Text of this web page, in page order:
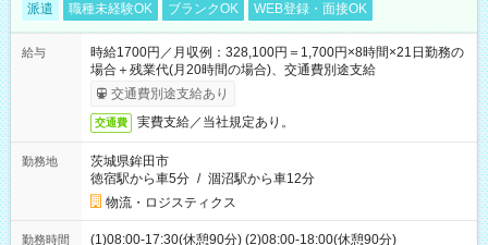
派遣 職種未経験OK ブランクOK WEB登録・面接OK
給与
時給1700円／月収例：328,100円＝1,700円×8時間×21日勤務の
場合＋残業代(月20時間の場合)、交通費別途支給
交通費別途支給あり
交通費 実費支給／当社規定あり。
勤務地
茨城県鉾田市
徳宿駅から車5分 / 涸沼駅から車12分
物流・ロジスティクス
勤務時間 (1)08:00-17:30(休憩90分) (2)08:00-18:00(休憩90分)